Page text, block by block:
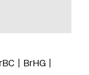
BrHG